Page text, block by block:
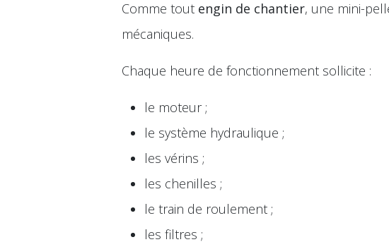
Comme tout engin de chantier, une mini-
mécaniques.
Chaque heure de fonctionnement sollicite :
le moteur ;
le système hydraulique ;
les vérins ;
les chenilles ;
le train de roulement ;
les filtres ;